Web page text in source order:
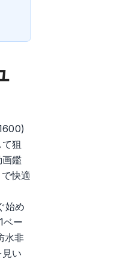
狙
鑑
快適
始め
ベー
水非
い